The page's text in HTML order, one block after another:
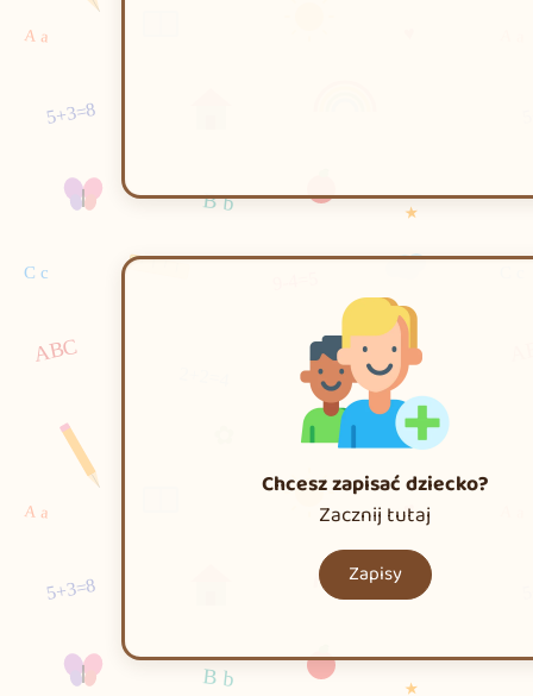
Chcesz zapisać dziecko?
Zacznij tutaj
Zapisy